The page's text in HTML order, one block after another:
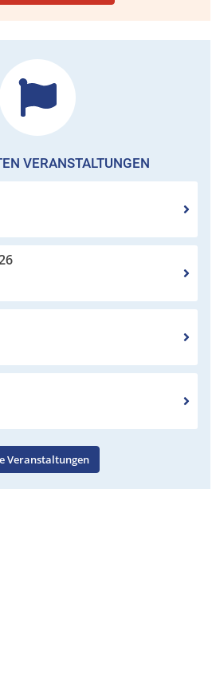
VERANSTALTUNGEN
Veranstaltungen